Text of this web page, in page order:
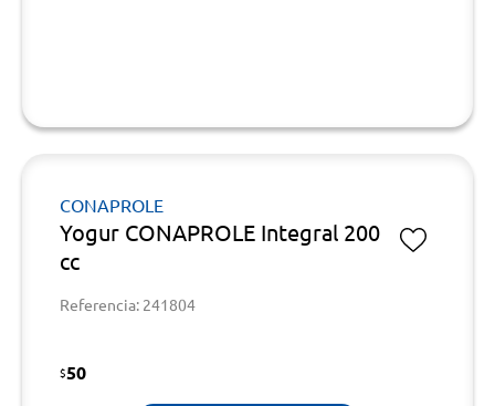
CONAPROLE
Yogur CONAPROLE Integral 200
cc
Referencia: 241804
$50